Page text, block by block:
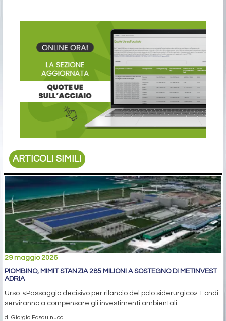
ARTICOLI SIMILI
29 maggio 2026
PIOMBINO, MIMIT STANZIA 285 MILIONI A SOSTEGNO DI METINVEST
ADRIA
Urso: «Passaggio decisivo per rilancio del polo siderurgico». Fondi
serviranno a compensare gli investimenti ambientali
di Giorgio Pasquinucci